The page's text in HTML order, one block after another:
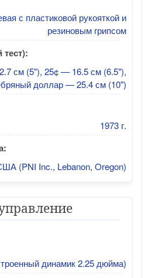
с пластиковой рукояткой и
резиновым грипсом
см (5"), 25¢ — 16.5 см (6.5"),
доллар — 25.4 см (10")
1973 г.
(PNI Inc., Lebanon, Oregon)
динамик 2.25 дюйма)